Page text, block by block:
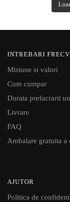
INTREBARI
Misiune si valori
Cum cumpar
Durata prelucrarii
Livrare
FAQ
Ambalare gratuita a
AJUTOR
Politica de